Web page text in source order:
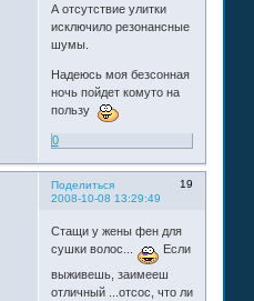
А отсутствие улитки
исключило резонансные
шумы.
Надеюсь моя безсонная
ночь пойдет комуто на
пользу
0
Поделиться
19
2008-10-08 13:29:49
Стащи у жены фен для
сушки волос...
Если
выживешь, заимееш
отличный ...отсос, что ли